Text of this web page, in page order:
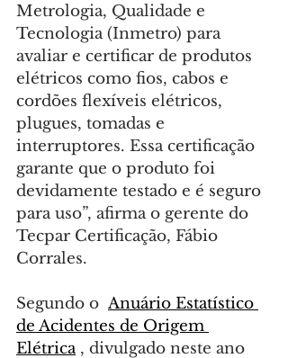
Metrologia, Qualidade e
Tecnologia (Inmetro) para
avaliar e certificar de produtos
elétricos como fios, cabos e
cordões flexíveis elétricos,
plugues, tomadas e
interruptores. Essa certificação
garante que o produto foi
devidamente testado e é seguro
para uso”, afirma o gerente do
Tecpar Certificação, Fábio
Corrales.
Segundo o Anuário Estatístico
de Acidentes de Origem
Elétrica , divulgado neste ano